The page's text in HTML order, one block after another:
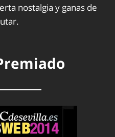
nostalgia y ganas de